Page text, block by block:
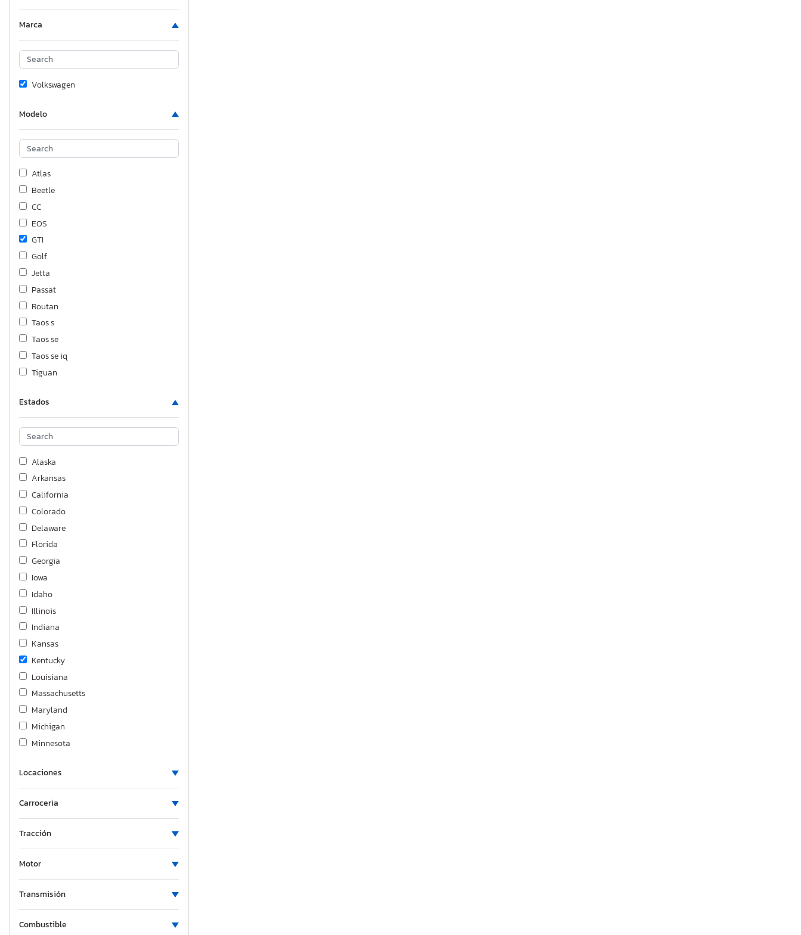
Marca
Volkswagen
Modelo
Atlas
Beetle
CC
EOS
GTI
Golf
Jetta
Passat
Routan
Taos s
Taos se
Taos se iq
Tiguan
Estados
Alaska
Arkansas
California
Colorado
Delaware
Florida
Georgia
Iowa
Idaho
Illinois
Indiana
Kansas
Kentucky
Louisiana
Massachusetts
Maryland
Michigan
Minnesota
North Carolina
New Jersey
Nevada
Ohio
Oklahoma
Ontario
Locaciones
Carroceria
Tracción
Motor
Transmisión
Combustible